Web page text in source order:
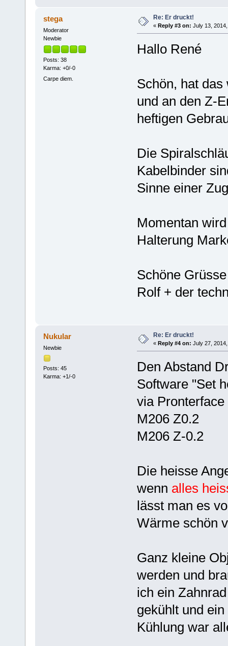
stega
Moderator
Newbie
Posts: 38
Karma: +0/-0
Carpe diem.
Re: Er druckt!
« Reply #3 on: July 13,
Hallo René
Schön, hat
und an den Z-
heftigen
Die
Kabelbinder
Sinne einer
Momentan
Halterung
Schöne Grüsse
Rolf + der
Nukular
Newbie
Posts: 45
Karma: +1/-0
Re: Er druckt!
« Reply #4 on: July 27,
Den Abstand
Software "Set
via
M206 Z0.2
M206 Z-0.2
Die heisse
wenn alles
lässt man es
Wärme schön
Ganz kleine
werden und
ich ein
gekühlt und
Kühlung war